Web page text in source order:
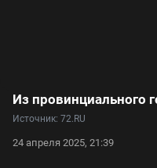
Источник: 72.RU
24 апреля 2025, 21:39